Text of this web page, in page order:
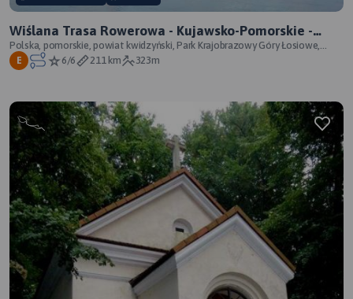
Wiślana Trasa Rowerowa - Kujawsko-Pomorskie -
WTR prawobrzeżna - oficjalny przebieg
Polska, pomorskie, powiat kwidzyński, Park Krajobrazowy Góry Łosiowe,
powiat grudziądzki, Zespół Par
E 6/6 211 km 323m